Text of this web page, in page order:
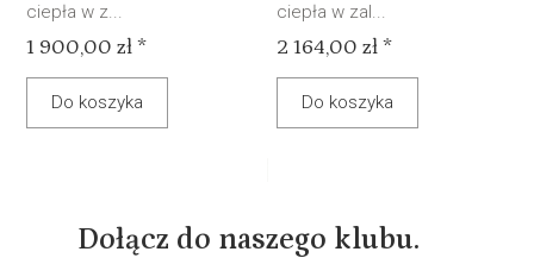
ciepła w z...
1 900,00 zł *
Do koszyka
ciepła w zal...
2 164,00 zł *
Do koszyka
Dołącz do naszego klubu.